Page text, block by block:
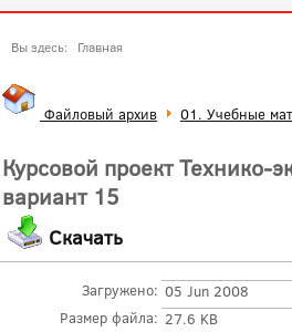
Вы здесь: Главная
Файловый архив 01. Учебные
Курсовой проект Технико-
вариант 15
Скачать
Загружено: 05 Jun 2008
Размер файла: 27.6 KB